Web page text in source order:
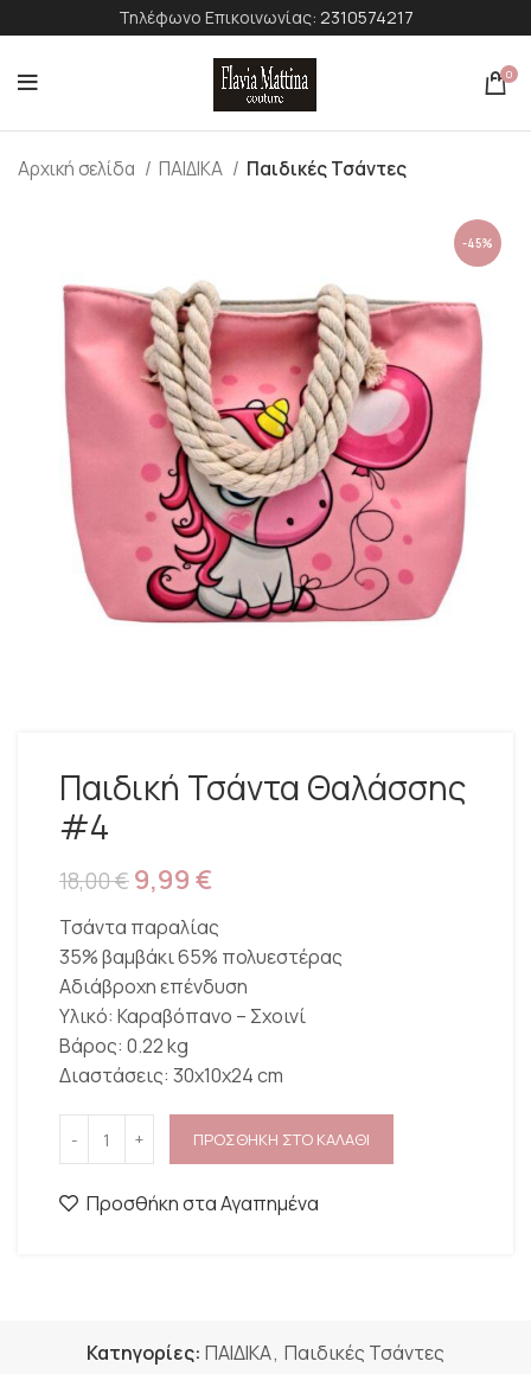
Τηλέφωνο Επικοινωνίας: 2310574217
0
Αρχική σελίδα ΠΑΙΔΙΚΑ Παιδικές Τσάντες
-45%
Παιδική Τσάντα Θαλάσσης
#4
18,00€9,99 €
Τσάντα παραλίας
35% βαμβάκι 65% πολυεστέρας
Αδιάβροχη επένδυση
Υλικό: Καραβόπανο – Σχοινί
Βάρος: 0.22 kg
Διαστάσεις: 30x10x24 cm
ΠΡΟΣΘΗΚΗ ΣΤΟ ΚΑΛΑΘΙ
Προσθήκη στα Αγαπημένα
Κατηγορίες: ΠΑΙΔΙΚΑ, Παιδικές Τσάντες